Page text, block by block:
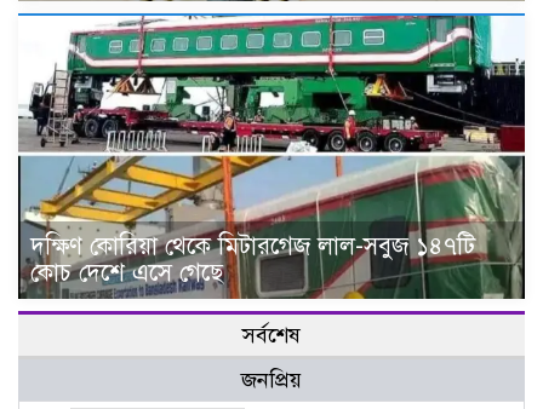
দক্ষিণ কোরিয়া থেকে মিটারগেজ লাল-সবুজ ১৪৭টি
কোচ দেশে এসে গেছে
সর্বশেষ
জনপ্রিয়